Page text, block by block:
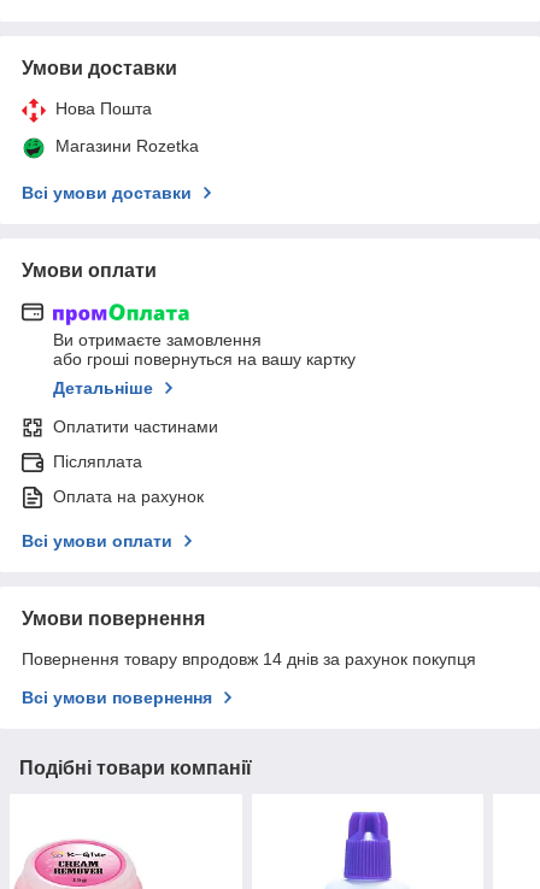
Умови доставки
Нова Пошта
Магазини Rozetka
Всі умови доставки
Умови оплати
Ви отримаєте замовлення
або гроші повернуться на вашу картку
Детальніше
Оплатити частинами
Післяплата
Оплата на рахунок
Всі умови оплати
Умови повернення
Повернення товару впродовж 14 днів за рахунок покупця
Всі умови повернення
Подібні товари компанії